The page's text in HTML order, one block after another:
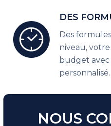
DES
Des
niveau,
budget
personnalisé.
NOUS